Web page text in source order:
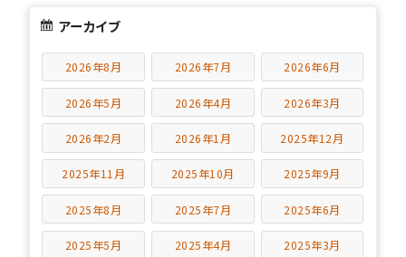
アーカイブ
2026年8月 2026年7月 2026年6月
2026年5月 2026年4月 2026年3月
2026年2月 2026年1月 2025年12月
2025年11月 2025年10月 2025年9月
2025年8月 2025年7月 2025年6月
2025年5月 2025年4月 2025年3月